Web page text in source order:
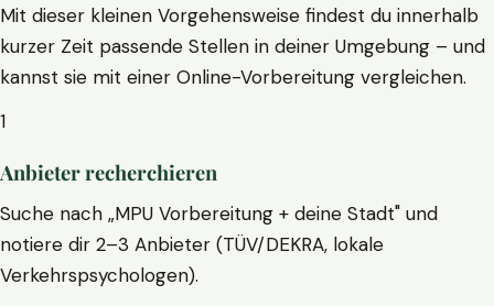
Mit dieser kleinen Vorgehensweise findest du innerhalb
kurzer Zeit passende Stellen in deiner Umgebung – und
kannst sie mit einer Online-Vorbereitung vergleichen.
1
Anbieter recherchieren
Suche nach „MPU Vorbereitung + deine Stadt" und
notiere dir 2–3 Anbieter (TÜV/DEKRA, lokale
Verkehrspsychologen).